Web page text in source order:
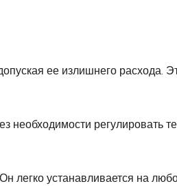
ее излишнего расхода.
регулировать
легко устанавливается на